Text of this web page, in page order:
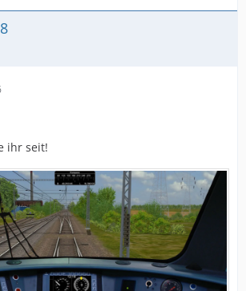
ihr seit!